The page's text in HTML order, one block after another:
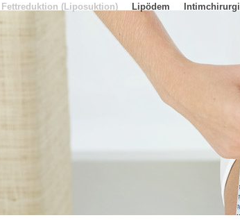
Fettreduktion (Liposuktion) Lipödem